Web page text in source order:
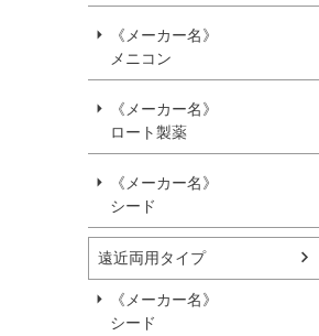
《メーカー名》
メニコン
《メーカー名》
ロート製薬
《メーカー名》
シード
遠近両用タイプ
《メーカー名》
シード